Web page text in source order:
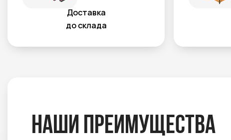
Доставка
до склада
Наши преимущества